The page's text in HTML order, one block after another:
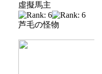
虛擬馬主
芦毛の怪物